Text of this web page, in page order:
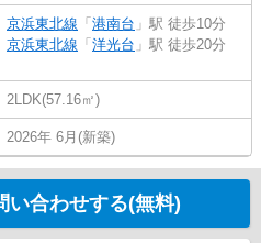
京浜東北線 「 港南台 」駅 徒歩10分
京浜東北線 「 洋光台 」駅 徒歩20分
2LDK(57.16㎡)
2026年 6月(新築)
い合わせする(無料)